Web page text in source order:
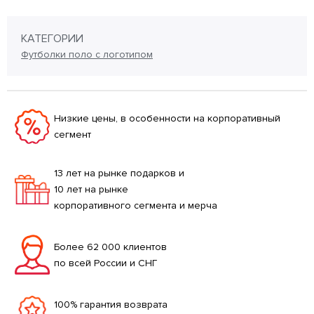
КАТЕГОРИИ
Футболки поло с логотипом
Низкие цены, в особенности на корпоративный
сегмент
13 лет на рынке подарков и
10 лет на рынке
корпоративного сегмента и мерча
Более 62 000 клиентов
по всей России и СНГ
100% гарантия возврата